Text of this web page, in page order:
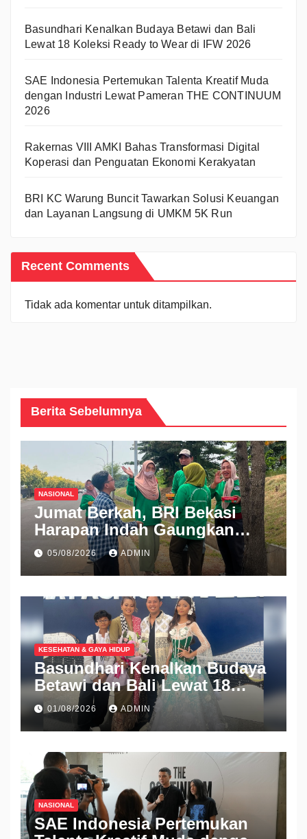
Basundhari Kenalkan Budaya Betawi dan Bali
Lewat 18 Koleksi Ready to Wear di IFW 2026
SAE Indonesia Pertemukan Talenta Kreatif Muda
dengan Industri Lewat Pameran THE CONTINUUM
2026
Rakernas VIII AMKI Bahas Transformasi Digital
Koperasi dan Penguatan Ekonomi Kerakyatan
BRI KC Warung Buncit Tawarkan Solusi Keuangan
dan Layanan Langsung di UMKM 5K Run
Recent Comments
Tidak ada komentar untuk ditampilkan.
Berita Sebelumnya
NASIONAL
Jumat Berkah, BRI Bekasi
Harapan Indah Gaungkan
Semangat Berbagi
05/08/2026 ADMIN
KESEHATAN & GAYA HIDUP
Basundhari Kenalkan Budaya
Betawi dan Bali Lewat 18
Koleksi Ready to Wear di IFW
2026
01/08/2026 ADMIN
NASIONAL
SAE Indonesia Pertemukan